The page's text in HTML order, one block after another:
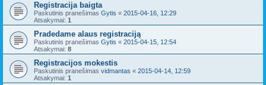
Registracija baigta
Paskutinis pranešimas Gytis « 2015-04-16, 12:29
Atsakymai: 1
Pradedame alaus registraciją
Paskutinis pranešimas Gytis « 2015-04-15, 12:54
Atsakymai: 8
Registracijos mokestis
Paskutinis pranešimas vidmantas « 2015-04-14, 12:59
Atsakymai: 1